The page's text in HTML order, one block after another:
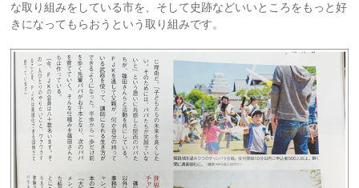
な取り組みをしている市を、そして史跡などいいところをもっと好
きになってもらおうという取り組みです。